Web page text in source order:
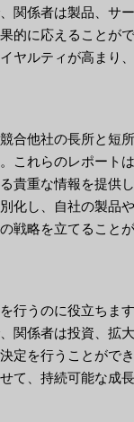
関係者は製品、サ
的に応えることが
ヤルティが高まり
合他社の長所と短
これらのレポート
貴重な情報を提供
化し、自社の製品
戦略を立てること
行うのに役立ちま
関係者は投資、拡
定を行うことがで
て、持続可能な成